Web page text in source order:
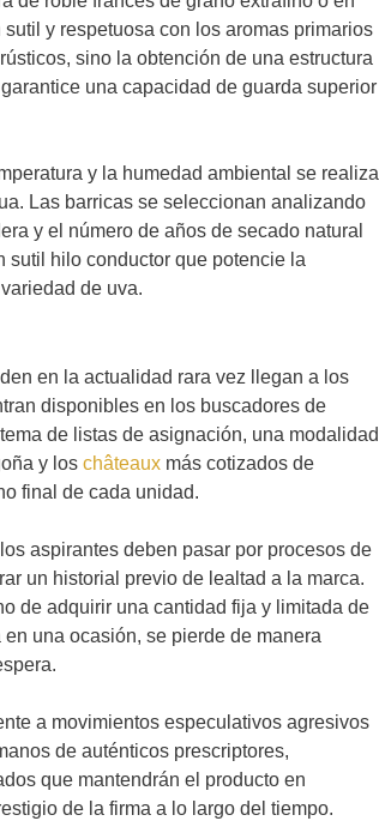
y respetuosa con los aromas primarios
sino la obtención de una estructura
una capacidad de guarda superior
y la humedad ambiental se realiza
Las barricas se seleccionan analizando
y el número de años de secado natural
sutil hilo conductor que potencie la
de uva.
en la actualidad rara vez llegan a los
disponibles en los buscadores de
de listas de asignación, una modalidad
y los châteaux más cotizados de
final de cada unidad.
aspirantes deben pasar por procesos de
un historial previo de lealtad a la marca.
de adquirir una cantidad fija y limitada de
una ocasión, se pierde de manera
a movimientos especulativos agresivos
de auténticos prescriptores,
que mantendrán el producto en
de la firma a lo largo del tiempo.